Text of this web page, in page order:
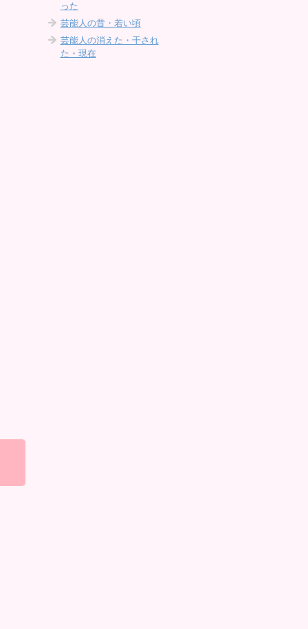
った
芸能人の昔・若い頃
芸能人の消えた・干され
た・現在